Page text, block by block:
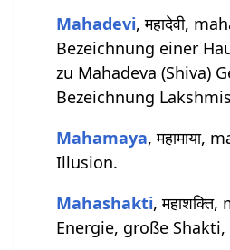
Mahadevi, महादेवी,
Bezeichnung einer
zu Mahadeva (Shiva)
Bezeichnung
Mahamaya, महामाया,
Illusion.
Mahashakti,
Energie, große